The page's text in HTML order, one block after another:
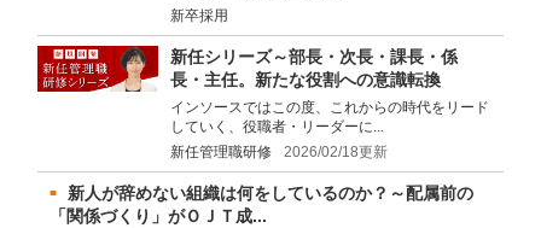
新卒採用
新任シリーズ～部長・次長・課長・係
長・主任。新たな役割への意識転換
インソースではこの度、これからの時代をリード
していく、役職者・リーダーに...
新任管理職研修
2026/02/18更新
新人が辞めない組織は何をしているのか？～配属前の
「関係づくり」がＯＪＴ成...